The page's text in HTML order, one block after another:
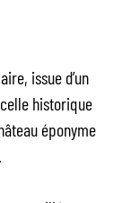
issue d’un
historique
éponyme